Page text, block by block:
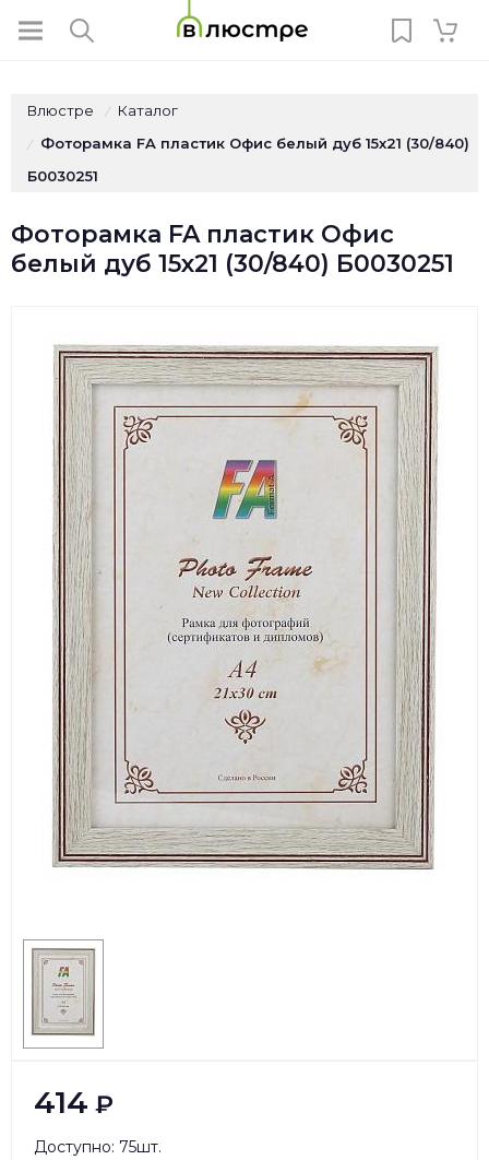
Влюстре / Каталог
/
Фоторамка FA пластик Офис белый дуб 15х21 (30/840)
Б0030251
Фоторамка FA пластик Офис
белый дуб 15х21 (30/840) Б0030251
414 ₽
Доступно: 75шт.